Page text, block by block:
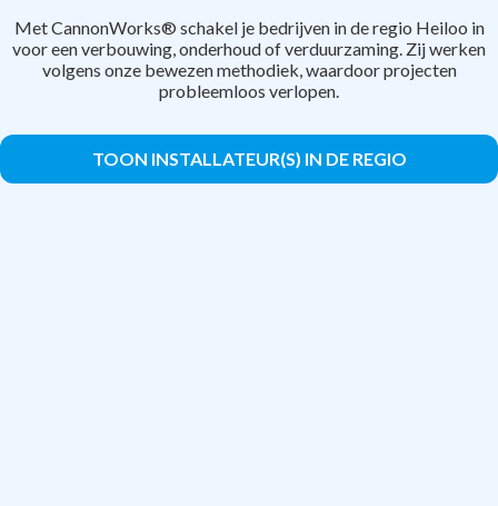
Met CannonWorks® schakel je bedrijven in de regio Heiloo in
voor een verbouwing, onderhoud of verduurzaming. Zij werken
volgens onze bewezen methodiek, waardoor projecten
probleemloos verlopen.
TOON INSTALLATEUR(S) IN DE REGIO